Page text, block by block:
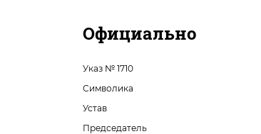
Официально
Указ № 1710
Символика
Устав
Председатель